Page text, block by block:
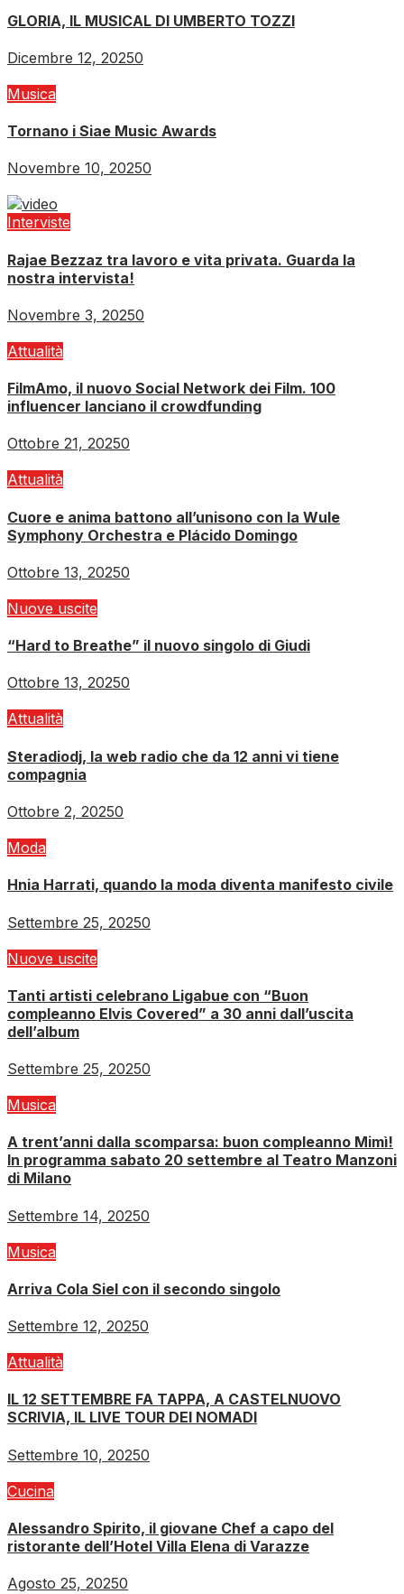
GLORIA, IL MUSICAL DI UMBERTO TOZZI
Dicembre 12, 20250
Musica
Tornano i Siae Music Awards
Novembre 10, 20250
Interviste
Rajae Bezzaz tra lavoro e vita privata. Guarda la
nostra intervista!
Novembre 3, 20250
Attualità
FilmAmo, il nuovo Social Network dei Film. 100
influencer lanciano il crowdfunding
Ottobre 21, 20250
Attualità
Cuore e anima battono all’unisono con la Wule
Symphony Orchestra e Plácido Domingo
Ottobre 13, 20250
Nuove uscite
“Hard to Breathe” il nuovo singolo di Giudi
Ottobre 13, 20250
Attualità
Steradiodj, la web radio che da 12 anni vi tiene
compagnia
Ottobre 2, 20250
Moda
Hnia Harrati, quando la moda diventa manifesto civile
Settembre 25, 20250
Nuove uscite
Tanti artisti celebrano Ligabue con “Buon
compleanno Elvis Covered” a 30 anni dall’uscita
dell’album
Settembre 25, 20250
Musica
A trent’anni dalla scomparsa: buon compleanno Mimì!
In programma sabato 20 settembre al Teatro Manzoni
di Milano
Settembre 14, 20250
Musica
Arriva Cola Siel con il secondo singolo
Settembre 12, 20250
Attualità
IL 12 SETTEMBRE FA TAPPA, A CASTELNUOVO
SCRIVIA, IL LIVE TOUR DEI NOMADI
Settembre 10, 20250
Cucina
Alessandro Spirito, il giovane Chef a capo del
ristorante dell’Hotel Villa Elena di Varazze
Agosto 25, 20250